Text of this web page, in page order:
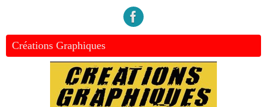
Créations Graphiques